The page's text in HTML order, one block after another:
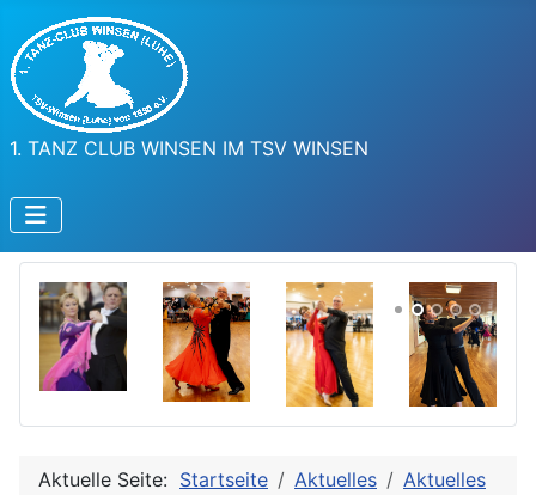
1. TANZ CLUB WINSEN IM TSV WINSEN
Aktuelle Seite: Startseite Aktuelles
Aktuelles